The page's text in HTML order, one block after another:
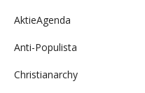
AktieAgenda
Anti-Populista
Christianarchy